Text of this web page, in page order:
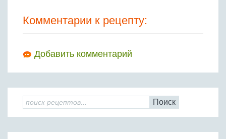
Комментарии к рецепту:
Добавить комментарий
Поиск